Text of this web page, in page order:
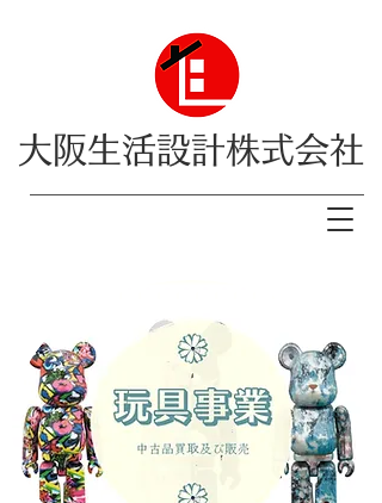
大阪生活設計株式会社